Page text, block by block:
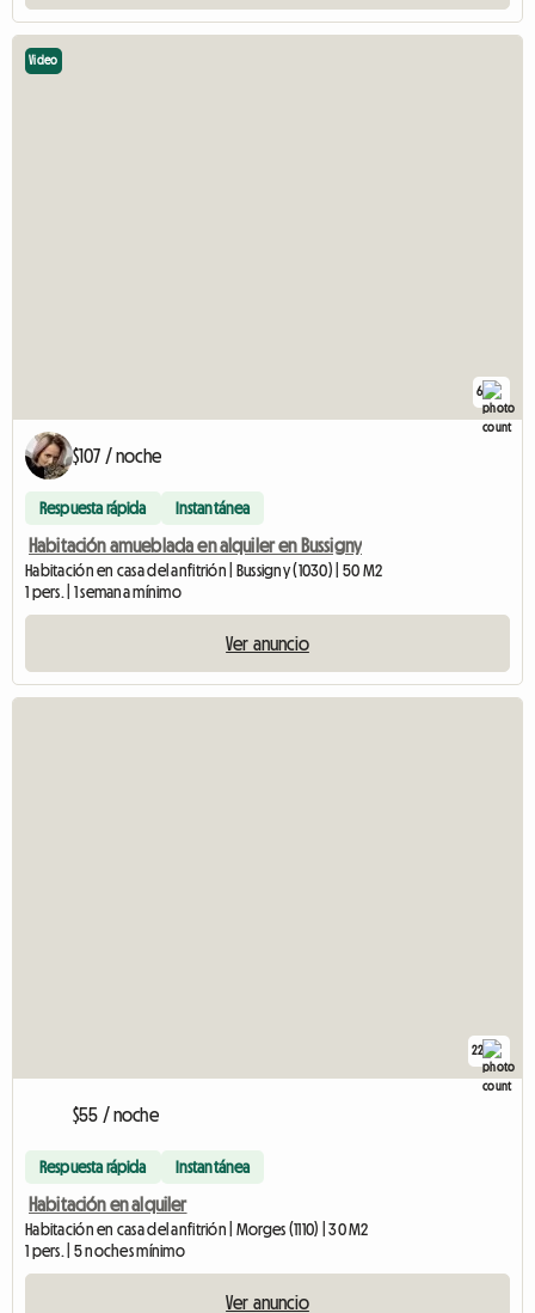
6
Video
$107 / noche
Respuesta rápida Instantánea
Habitación amueblada en alquiler en Bussigny
Habitación en casa del anfitrión | Bussigny (1030) | 50 M2
1 pers. | 1 semana mínimo
Ver anuncio
22
$55 / noche
Respuesta rápida Instantánea
Habitación en alquiler
Habitación en casa del anfitrión | Morges (1110) | 30 M2
1 pers. | 5 noches mínimo
Ver anuncio